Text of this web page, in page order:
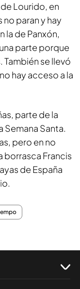
Lourido, en
paran y hay
la de Panxón,
parte porque
También se llevó
hay acceso a la
parte de la
Semana Santa.
pero en no
borrasca Francis
de España